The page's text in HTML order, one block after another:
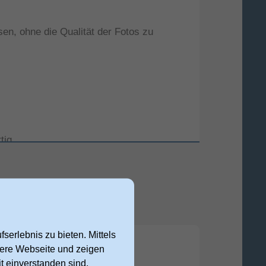
ohne die Qualität der Fotos zu
für die Kameralinsen – verhindert
zu bieten. Mittels
Webseite und zeigen
einverstanden sind,